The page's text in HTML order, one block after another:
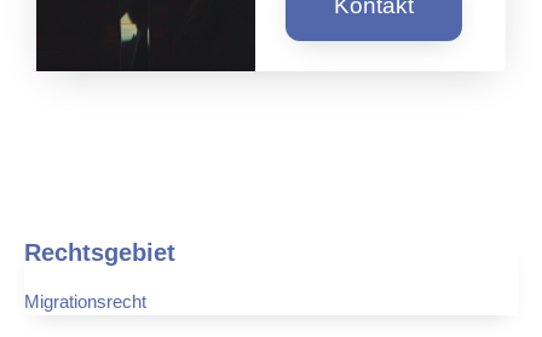
Rechtsgebiet
Migrationsrecht